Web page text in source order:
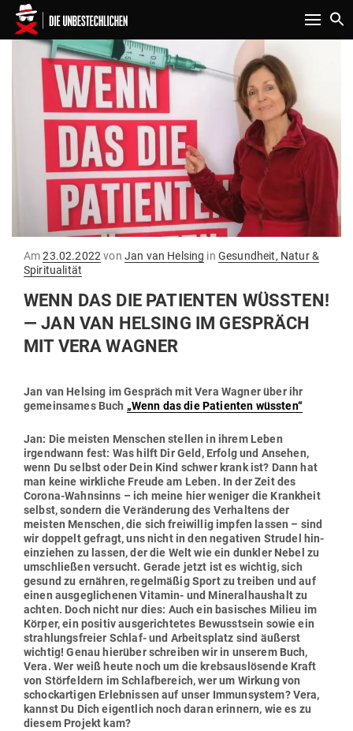
Toggle
AmGepostet
am
23.02.2022 von Jan van Helsing in Gesundheit, Natur &
Spiritualität
WENN DAS DIE PATI­ENTEN WÜSSTEN!
— JAN VAN HELSING IM GESPRÄCH
MIT VERA WAGNER
Jan van Helsing im Gespräch mit Vera Wagner über ihr
gemein­sames Buch „Wenn das die Pati­enten wüssten“
Jan: Die meisten Men­schen stellen in ihrem Leben
irgendwann fest: Was hilft Dir Geld, Erfolg und Ansehen,
wenn Du selbst oder Dein Kind schwer krank ist? Dann hat
man keine wirk­liche Freude am Leben. In der Zeit des
Corona-Wahn­sinns – ich meine hier weniger die Krankheit
selbst, sondern die Ver­än­derung des Ver­haltens der
meisten Men­schen, die sich frei­willig impfen lassen – sind
wir doppelt gefragt, uns nicht in den nega­tiven Strudel hin­
ein­ziehen zu lassen, der die Welt wie ein dunkler Nebel zu
umschließen ver­sucht. Gerade jetzt ist es wichtig, sich
gesund zu ernähren, regel­mäßig Sport zu treiben und auf
einen aus­ge­gli­chenen Vitamin- und Mine­ral­haushalt zu
achten. Doch nicht nur dies: Auch ein basi­sches Milieu im
Körper, ein positiv aus­ge­rich­tetes Bewusstsein sowie ein
strah­lungs­freier Schlaf- und Arbeits­platz sind äußerst
wichtig! Genau hierüber schreiben wir in unserem Buch,
Vera. Wer weiß heute noch um die krebs­aus­lö­sende Kraft
von Stör­feldern im Schlaf­be­reich, wer um Wirkung von
schock­ar­tigen Erleb­nissen auf unser Immun­system?Vera,
kannst Du Dich eigentlich noch daran erinnern, wie es zu
diesem Projekt kam?